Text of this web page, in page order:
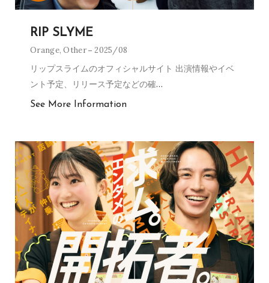
RIP SLYME
Orange,Other 2025/08
リップスライムのオフィシャルサイト 出演情報やイベ
ント予定、リリース予定などの確…
See More Information